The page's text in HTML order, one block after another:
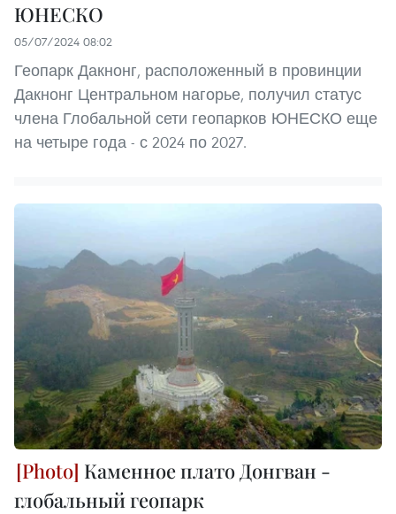
ЮНЕСКО
05/07/2024 08:02
Геопарк Дакнонг, расположенный в провинции
Дакнонг Центральном нагорье, получил статус
члена Глобальной сети геопарков ЮНЕСКО еще
на четыре года - с 2024 по 2027.
Каменное плато Донгван -
глобальный геопарк